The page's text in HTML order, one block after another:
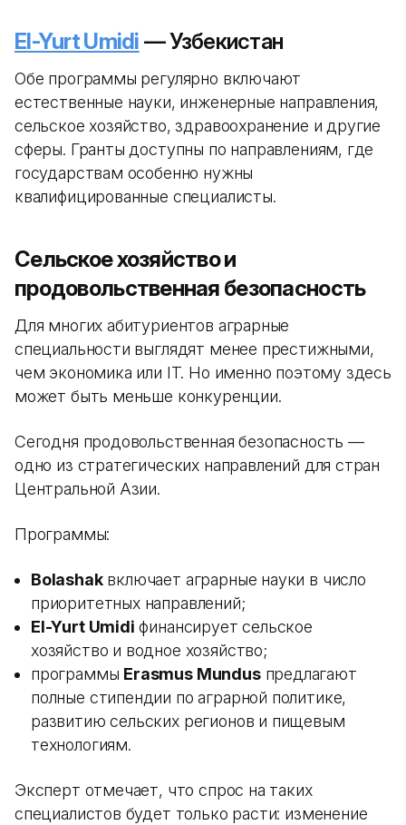
El-Yurt Umidi — Узбекистан
Обе программы регулярно включают
естественные науки, инженерные направления,
сельское хозяйство, здравоохранение и другие
сферы. Гранты доступны по направлениям, где
государствам особенно нужны
квалифицированные специалисты.
Сельское хозяйство и
продовольственная безопасность
Для многих абитуриентов аграрные
специальности выглядят менее престижными,
чем экономика или IT. Но именно поэтому здесь
может быть меньше конкуренции.
Сегодня продовольственная безопасность —
одно из стратегических направлений для стран
Центральной Азии.
Программы:
Bolashakвключает аграрные науки в число
приоритетных направлений;
El-Yurt Umidi финансирует сельское
хозяйство и водное хозяйство;
программы Erasmus Mundusпредлагают
полные стипендии по аграрной политике,
развитию сельских регионов и пищевым
технологиям.
Эксперт отмечает, что спрос на таких
специалистов будет только расти: изменение